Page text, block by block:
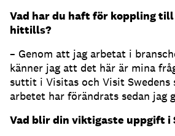
Vad har du haft för koppling
hittills?
– Genom att jag arbetat i
känner jag att det här är mina
suttit i Visitas och Visit Swedens
arbetet har förändrats sedan jag
Vad blir din viktigaste uppgift i